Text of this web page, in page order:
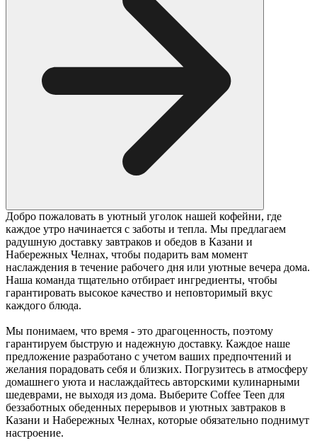
Добро пожаловать в уютный уголок нашей кофейни, где
каждое утро начинается с заботы и тепла. Мы предлагаем
радушную доставку завтраков и обедов в Казани и
Набережных Челнах, чтобы подарить вам момент
наслаждения в течение рабочего дня или уютные вечера дома.
Наша команда тщательно отбирает ингредиенты, чтобы
гарантировать высокое качество и неповторимый вкус
каждого блюда.
Мы понимаем, что время - это драгоценность, поэтому
гарантируем быструю и надежную доставку. Каждое наше
предложение разработано с учетом ваших предпочтений и
желания порадовать себя и близких. Погрузитесь в атмосферу
домашнего уюта и наслаждайтесь авторскими кулинарными
шедеврами, не выходя из дома. Выберите Coffee Teen для
беззаботных обеденных перерывов и уютных завтраков в
Казани и Набережных Челнах, которые обязательно поднимут
настроение.